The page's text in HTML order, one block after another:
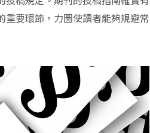
要環節，力圖使讀者能夠規避常